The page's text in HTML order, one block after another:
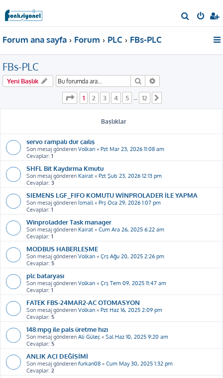
r
Forum ana sayfa Forum PLC FBs-PLC
FBs-PLC
Yeni Başlık Ara
. sayfa (Toplam 12 sayfa)
1 2 3 4 5 … 12
Başlıklar
servo rampalı dur çaılış
Son mesaj gönderen Volkan « Pzt Mar 23, 2026 11:08 am
Cevaplar: 1
SHFL Bit Kaydırma Kmutu
Son mesaj gönderen Kairat « Pzt Şub 23, 2026 12:13 pm
Cevaplar: 3
SIEMENS LGF_FIFO KOMUTU WİNPROLADER İLE YAPMA
Son mesaj gönderen İsmail« Prş Oca 29, 2026 1:07 pm
Cevaplar: 1
Winproladder Task manager
Son mesaj gönderen Kairat « Cum Ara 26, 2025 6:22 am
Cevaplar: 1
MODBUS HABERLEŞME
Son mesaj gönderen Volkan « Çrş Ağu 20, 2025 2:26 pm
Cevaplar: 5
plc bataryası
Son mesaj gönderen Volkan « Çrş Tem 09, 2025 11:47 am
Cevaplar: 1
FATEK FBS-24MAR2-AC OTOMASYON
Son mesaj gönderen Volkan « Pzt Haz 16, 2025 2:09 pm
Cevaplar: 5
148.mpg ile pals üretme hızı
Son mesaj gönderen Ali Güleç « Sal Haz 10, 2025 9:20 am
Cevaplar: 5
ANLIK AÇI DEĞİŞİMİ
Son mesaj gönderen furkan08 « Cum May 30, 2025 1:32 pm
Cevaplar: 2